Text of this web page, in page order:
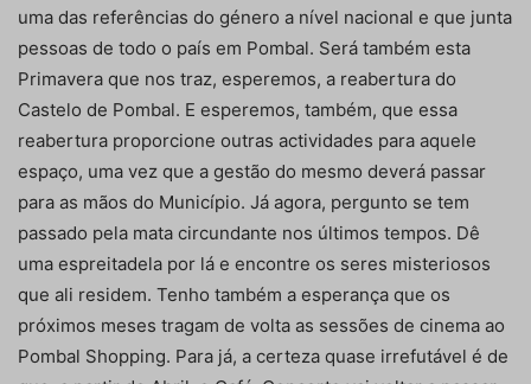
uma das referências do género a nível nacional e que junta
pessoas de todo o país em Pombal. Será também esta
Primavera que nos traz, esperemos, a reabertura do
Castelo de Pombal. E esperemos, também, que essa
reabertura proporcione outras actividades para aquele
espaço, uma vez que a gestão do mesmo deverá passar
para as mãos do Município. Já agora, pergunto se tem
passado pela mata circundante nos últimos tempos. Dê
uma espreitadela por lá e encontre os seres misteriosos
que ali residem. Tenho também a esperança que os
próximos meses tragam de volta as sessões de cinema ao
Pombal Shopping. Para já, a certeza quase irrefutável é de